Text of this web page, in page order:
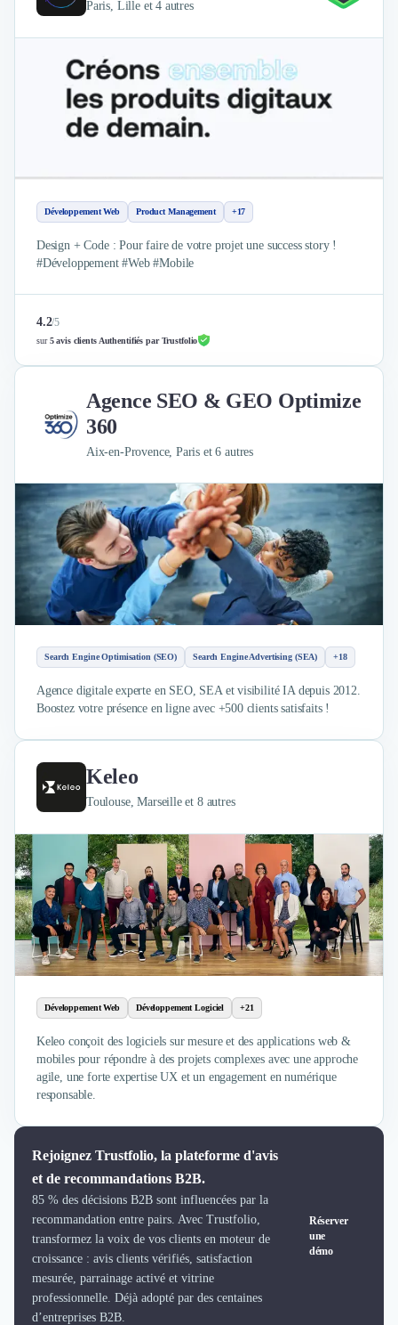
Nettoyage & MénageParis, Lille et 4 autres
Développement Web Product Management +17
Design + Code : Pour faire de votre projet une success story !
#Développement #Web #Mobile
4.2/5
sur5 avis clients Authentifiés par Trustfolio
Agence SEO & GEO Optimize
360
Aix-en-Provence, Paris et 6 autres
Search Engine Optimisation (SEO) Search Engine Advertising (SEA) +18
Agence digitale experte en SEO, SEA et visibilité IA depuis 2012.
Boostez votre présence en ligne avec +500 clients satisfaits !
Keleo
Toulouse, Marseille et 8 autres
Développement Web Développement Logiciel +21
Keleo conçoit des logiciels sur mesure et des applications web &
mobiles pour répondre à des projets complexes avec une approche
agile, une forte expertise UX et un engagement en numérique
responsable.
Rejoignez Trustfolio, la plateforme d'avis
et de recommandations B2B.
85 % des décisions B2B sont influencées par la
recommandation entre pairs. Avec Trustfolio,
transformez la voix de vos clients en moteur de
croissance : avis clients vérifiés, satisfaction
mesurée, parrainage activé et vitrine
professionnelle. Déjà adopté par des centaines
d’entreprises B2B.
Réserver
une
démo